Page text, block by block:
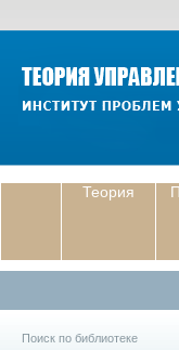
Теория
Поиск по библиотеке